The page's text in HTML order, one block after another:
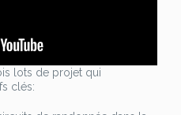
lots de projet qui
clés: